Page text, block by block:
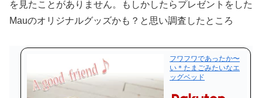
を見たことがありません。もしかしたらプレゼントをした
Mauのオリジナルグッズかも？と思い調査したところ
フワフワであったか〜
い＊たまごみたいなエ
ッグベッド